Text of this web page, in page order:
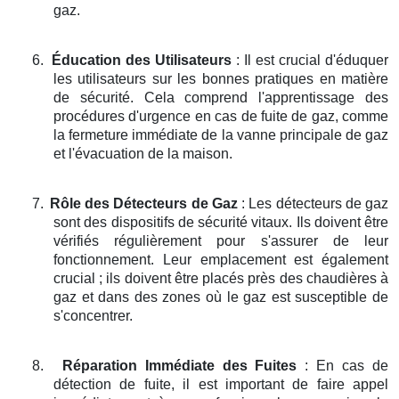
gaz.
6. Éducation des Utilisateurs : Il est crucial d'éduquer
les utilisateurs sur les bonnes pratiques en matière
de sécurité. Cela comprend l'apprentissage des
procédures d'urgence en cas de fuite de gaz, comme
la fermeture immédiate de la vanne principale de gaz
et l'évacuation de la maison.
7. Rôle des Détecteurs de Gaz: Les détecteurs de gaz
sont des dispositifs de sécurité vitaux. Ils doivent être
vérifiés régulièrement pour s'assurer de leur
fonctionnement. Leur emplacement est également
crucial ; ils doivent être placés près des chaudières à
gaz et dans des zones où le gaz est susceptible de
s'concentrer.
8. Réparation Immédiate des Fuites : En cas de
détection de fuite, il est important de faire appel